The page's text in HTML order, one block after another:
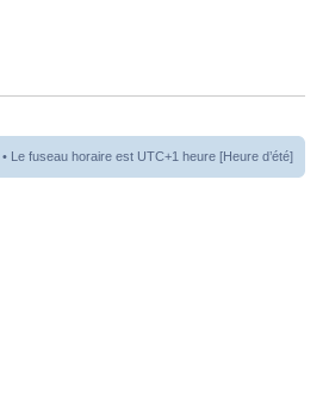
• Le fuseau horaire est UTC+1 heure [Heure d’été]